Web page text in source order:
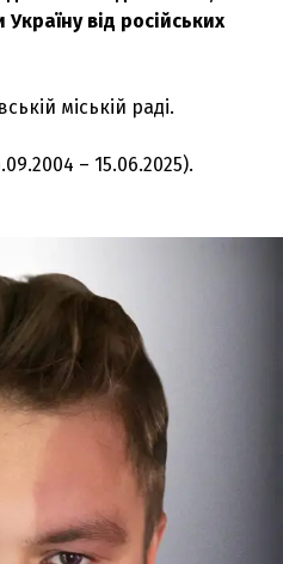
від російських
міській раді.
– 15.06.2025).